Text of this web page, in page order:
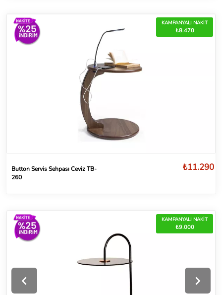
KAMPANYALI NAKİT
₺8.470
Button Servis Sehpası Ceviz TB-
260
₺11.290
KAMPANYALI NAKİT
₺9.000